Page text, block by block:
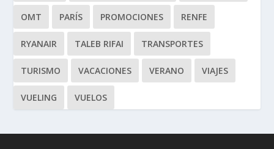
OMT PARÍS PROMOCIONES RENFE
RYANAIR TALEB RIFAI TRANSPORTES
TURISMO VACACIONES VERANO VIAJES
VUELING VUELOS